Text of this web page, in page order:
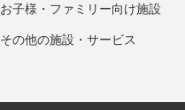
お子様・ファミリー向け施設
その他の施設・サービス